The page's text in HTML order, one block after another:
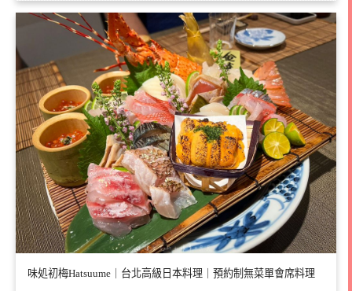
味処初梅Hatsuume｜台北高級日本料理｜預約制無菜單會席料理